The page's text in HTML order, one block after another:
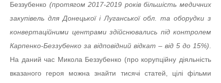
Беззубенко (протягом 2017-2019 років більшість медичних
закупівель для Донецької і Луганської обл. та оборудки з
конвертаційними центрами здійснювались під контролем
Карпенко-Беззубенко за відповідний відкат – від 5 до 15%).
На даний час Микола Беззубенко (про корупційну діяльність
вказаного героя можна знайти тисячі статей, цілі фільми